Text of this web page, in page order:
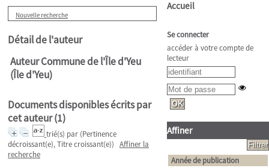
Nouvelle recherche
Détail de l'auteur
Auteur Commune de l'Île d'Yeu
(Île d'Yeu)
Documents disponibles écrits par
cet auteur (1)
trié(s) par (Pertinence
décroissant(e), Titre croissant(e)) Affiner la
recherche
Accueil
Se connecter
accéder à votre compte de
lecteur
Affiner
Année de publication